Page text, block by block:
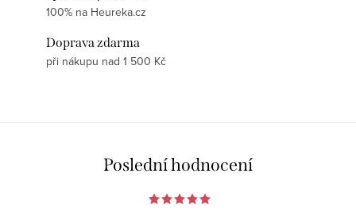
100% na Heureka.cz
Doprava zdarma
při nákupu nad 1 500 Kč
Poslední hodnocení